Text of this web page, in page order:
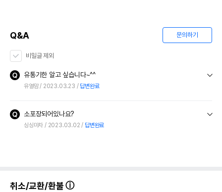
Q&A 문의하기
비밀글 제외
유통기한 알고 싶습니다~^^
유열맘 2023.03.23 답변완료
소포장되어있나요?
싱싱마차 2023.03.02 답변완료
취소/교환/환불